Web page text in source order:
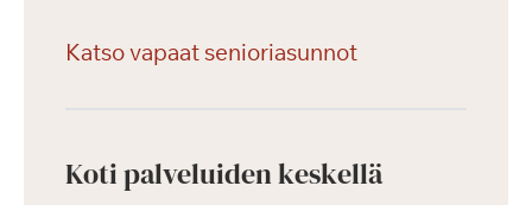
Katso vapaat senioriasunnot
Koti palveluiden keskellä